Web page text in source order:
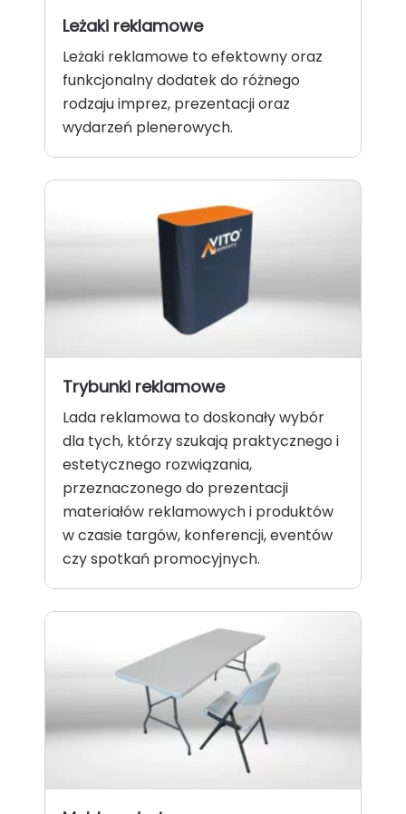
Leżaki reklamowe
Leżaki reklamowe to efektowny oraz
funkcjonalny dodatek do różnego
rodzaju imprez, prezentacji oraz
wydarzeń plenerowych.
Trybunki reklamowe
Lada reklamowa to doskonały wybór
dla tych, którzy szukają praktycznego i
estetycznego rozwiązania,
przeznaczonego do prezentacji
materiałów reklamowych i produktów
w czasie targów, konferencji, eventów
czy spotkań promocyjnych.